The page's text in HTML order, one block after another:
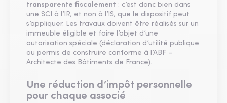
transparente fiscalement : c’est donc bien dans
une SCI à l’IR, et non à l’IS, que le dispositif peut
s’appliquer. Les travaux doivent être réalisés sur un
immeuble éligible et faire l’objet d’une
autorisation spéciale (déclaration d’utilité publique
ou permis de construire conforme à l’ABF –
Architecte des Bâtiments de France).
Une réduction d’impôt personnelle
pour chaque associé